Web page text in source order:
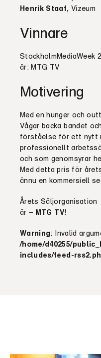
Henrik Staaf, Vizeum
Vinnare
är: MTG TV
Motivering
Med en hunger och
Vågar backa bandet
förståelse för ett nytt
professionellt
och som genomsyrar
Med detta pris för
ännu en kommersiell
Årets Säljorganisation
är – MTG TV!
Warning: Invalid
/home/d40255/
includes/feed-